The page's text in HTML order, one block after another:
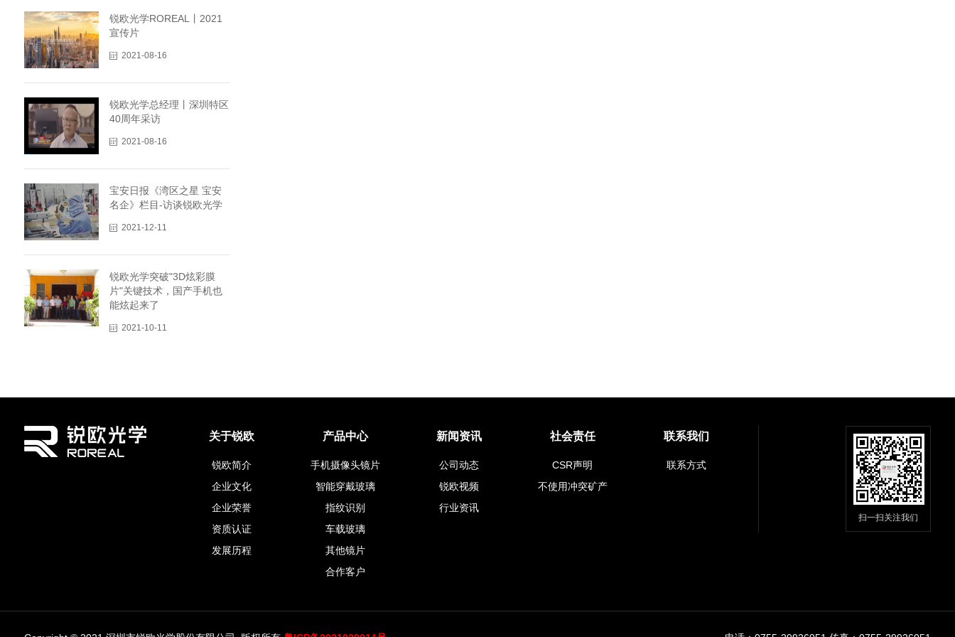
锐欧光学ROREAL丨2021
宣传片
2021-08-16
锐欧光学总经理丨深圳特区
40周年采访
2021-08-16
宝安日报《湾区之星 宝安
名企》栏目-访谈锐欧光学
2021-12-11
锐欧光学突破"3D炫彩膜
片"关键技术，国产手机也
能炫起来了
2021-10-11
关于锐欧
锐欧简介
企业文化
企业荣誉
资质认证
发展历程
产品中心
手机摄像头镜片
智能穿戴玻璃
指纹识别
车载玻璃
其他镜片
合作客户
新闻资讯
公司动态
锐欧视频
行业资讯
社会责任
CSR声明
不使用冲突矿产
联系我们
联系方式
扫一扫关注我们